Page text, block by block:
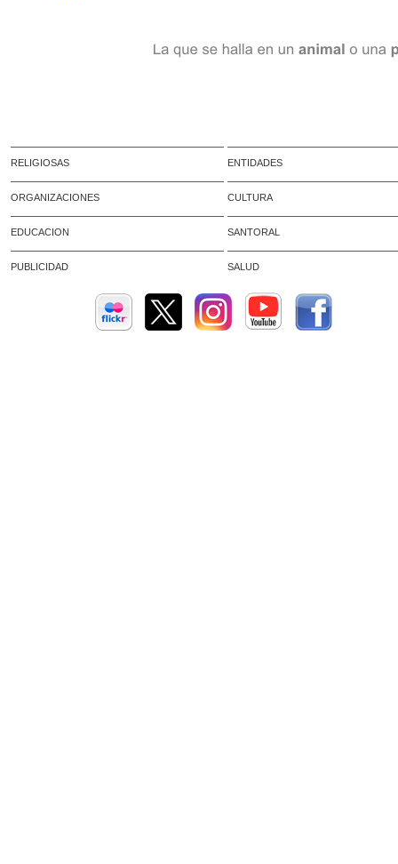
RELIGIOSAS ENTIDADES
ORGANIZACIONES CULTURA
EDUCACION SANTORAL
PUBLICIDAD SALUD